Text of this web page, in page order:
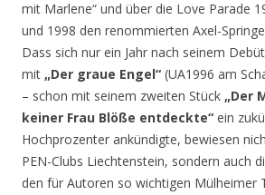
mit Marlene“ und über die Love Parade
und 1998 den renommierten Axel-
Dass sich nur ein Jahr nach seinem
mit „Der graue Engel“ (UA1996 am
– schon mit seinem zweiten Stück „Der
keiner Frau Blöße entdeckte“ ein
Hochprozenter ankündigte, bewiesen
PEN-Clubs Liechtenstein, sondern auch
den für Autoren so wichtigen Mülheimer